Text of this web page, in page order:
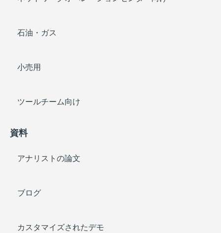
石油・ガス
小売用
ツールチーム向け
資料
アナリストの論文
ブログ
カスタマイズされたデモ